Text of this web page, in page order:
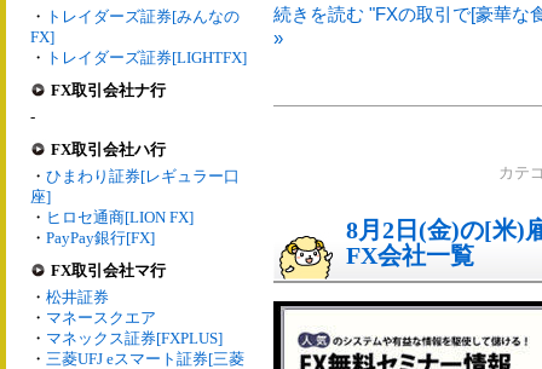
・ トレイダーズ証券[みんなの
FX]
・ トレイダーズ証券[LIGHTFX]
FX取引会社ナ行
-
FX取引会社ハ行
・ ひまわり証券[レギュラー口
座]
・ ヒロセ通商[LION FX]
・ PayPay銀行[FX]
FX取引会社マ行
・ 松井証券
・ マネースクエア
・ マネックス証券[FXPLUS]
・ 三菱UFJ eスマート証券[三菱
続きを読む "FXの取引で[豪華な
»
カテ
8月2日(金)の[米)
FX会社一覧